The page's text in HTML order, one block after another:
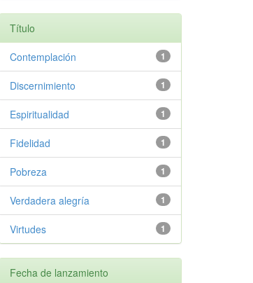
Título
1
Contemplación
1
Discernimiento
1
Espiritualidad
1
Fidelidad
1
Pobreza
1
Verdadera alegría
1
Virtudes
Fecha de lanzamiento